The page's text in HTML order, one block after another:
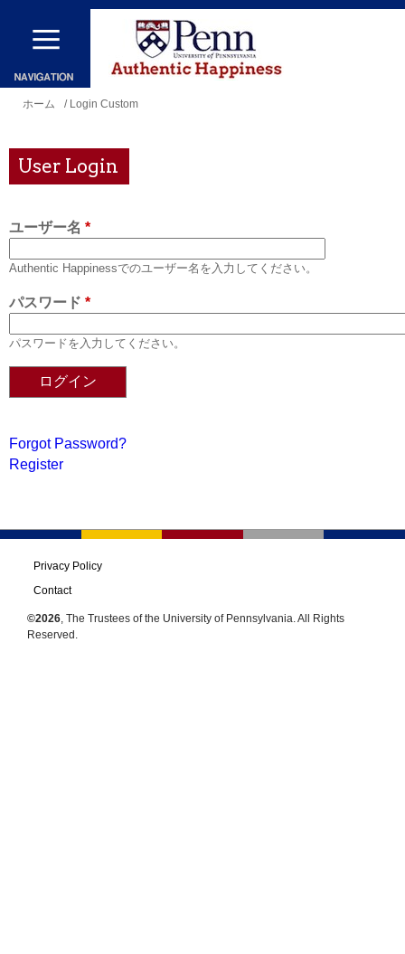
メ
ン
コ
ン
に
移
現
地
ホーム / Login Custom
User Login
ユーザー名 *
Authentic Happinessでのユーザー名を入力してください。
パスワード *
パスワードを入力してください。
Forgot Password?
Register
Privacy Policy
Contact
©2026, The Trustees of the University of Pennsylvania. All Rights
Reserved.